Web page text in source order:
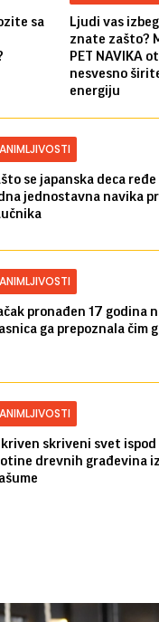
sa
Ljudi vas
znate zašto?
PET NAVIKA
nesvesno
energiju
se japanska deca
jednostavna navika
pronađen 17 godina
ga prepoznala čim
skriveni svet ispod
drevnih građevina